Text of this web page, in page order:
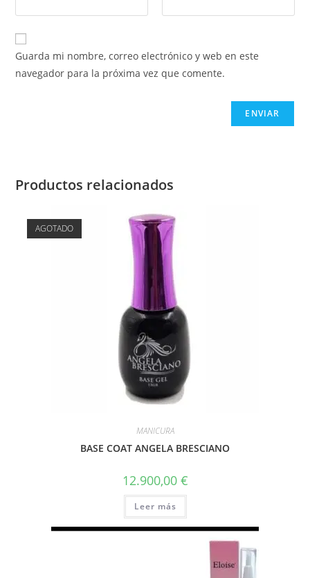
Guarda mi nombre, correo electrónico y web en este
navegador para la próxima vez que comente.
Productos relacionados
AGOTADO
MANICURA
BASE COAT ANGELA BRESCIANO
12.900,00 €
Leer más